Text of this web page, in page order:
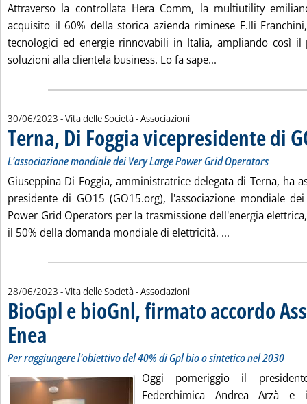
Attraverso la controllata Hera Comm, la multiutility
acquisito il 60% della storica azienda riminese F.lli
tecnologici ed energie rinnovabili in Italia, ampliando così
soluzioni alla clientela business. Lo fa sape...
30/06/2023 - Vita delle Società - Associazioni
Terna, Di Foggia vicepresidente di
L'associazione mondiale dei Very Large Power Grid Operators
Giuseppina Di Foggia, amministratrice delegata di Terna, ha
presidente di GO15 (GO15.org), l'associazione mondiale
Power Grid Operators per la trasmissione dell'energia
il 50% della domanda mondiale di elettricità. ...
28/06/2023 - Vita delle Società - Associazioni
BioGpl e bioGnl, firmato accordo
Enea. Sottotitolo: Per raggiungere l'obiettivo del 40% di Gpl bio o sintetico nel 2030
. Pubblicata mercoledì 28 giugno 2023 alle 18.36.
Per raggiungere l'obiettivo del 40% di Gpl bio o sintetico nel 2030
Oggi pomeriggio il
Federchimica Andrea Arzà e